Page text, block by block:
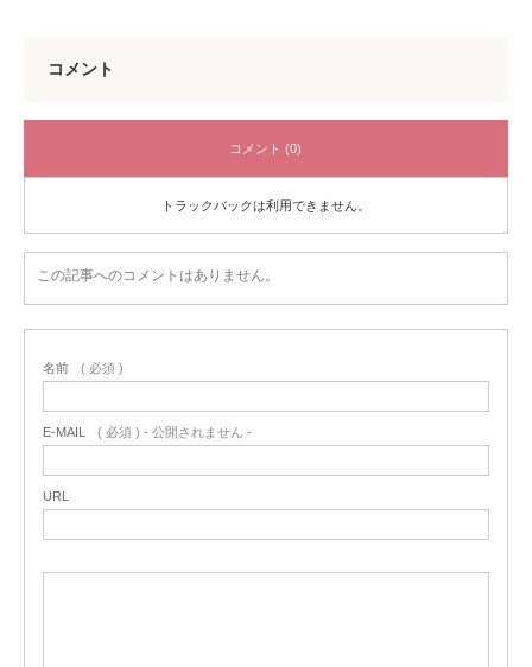
コメント
コメント (0)
トラックバックは利用できません。
この記事へのコメントはありません。
名前 ( 必須 )
E-MAIL ( 必須 ) - 公開されません -
URL